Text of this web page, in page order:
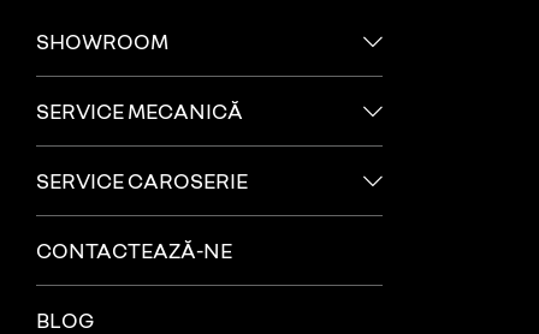
SHOWROOM
SERVICE MECANICĂ
SERVICE CAROSERIE
CONTACTEAZĂ-NE
BLOG